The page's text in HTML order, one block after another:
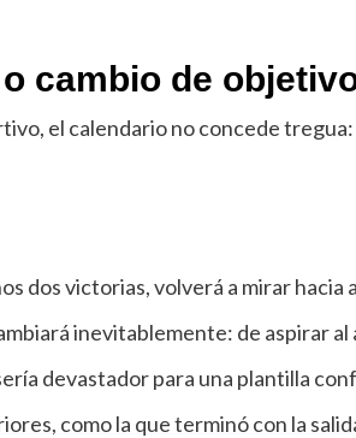
cambio de
el calendario no concede tregua:
dos victorias, volverá a mirar
inevitablemente: de aspirar al
devastador para una plantilla
como la que terminó con la